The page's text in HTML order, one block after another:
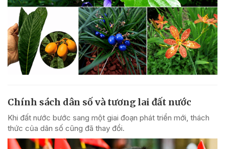
Chính sách dân số và tương lai đất nước
Khi đất nước bước sang một giai đoạn phát triển mới, thách
thức của dân số cũng đã thay đổi.